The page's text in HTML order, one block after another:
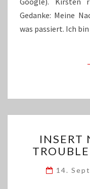
Gedanke: Meine
was passiert. Ich
INSERT
14.